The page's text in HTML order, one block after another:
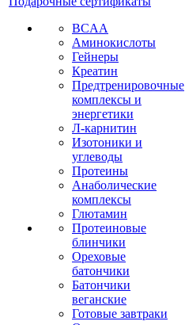
BCAA
Аминокислоты
Гейнеры
Креатин
Предтренировочные
комплексы и
энергетики
Л-карнитин
Изотоники и
углеводы
Протеины
Анаболические
комплексы
Глютамин
Протеиновые
блинчики
Ореховые
батончики
Батончики
веганские
Готовые завтраки